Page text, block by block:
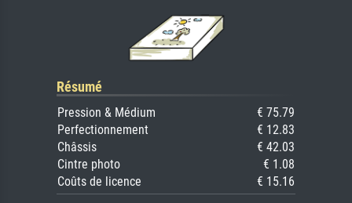
Résumé
Pression & Médium
€ 75.79
Perfectionnement
€ 12.83
Châssis
€ 42.03
Cintre photo
€ 1.08
Coûts de licence
€ 15.16